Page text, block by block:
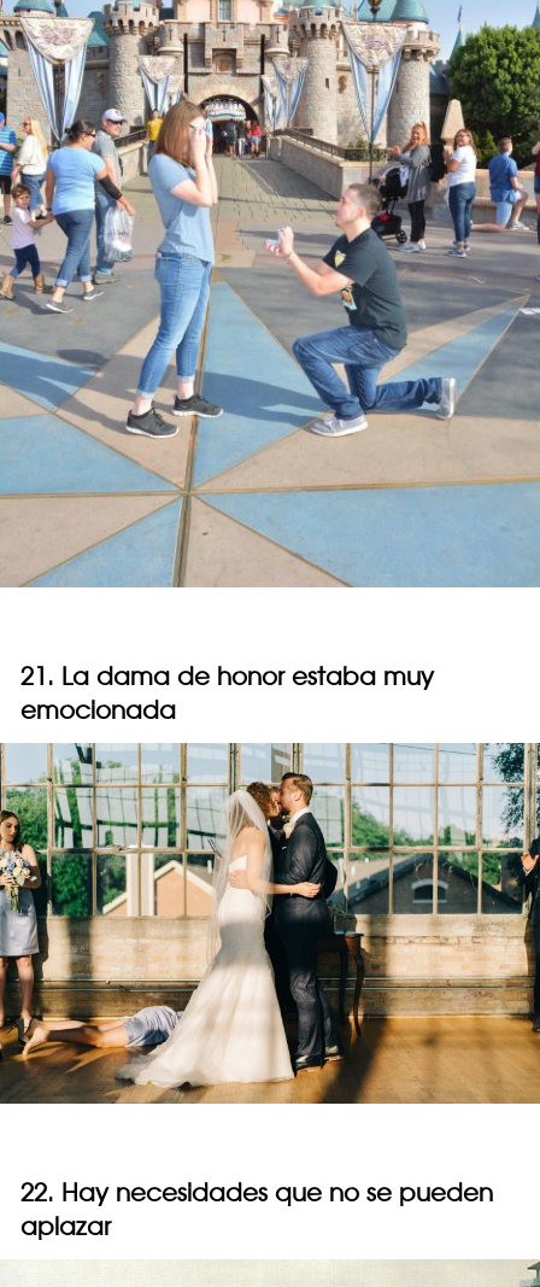
21. La dama de honor estaba muy
emocionada
22. Hay necesidades que no se pueden
aplazar